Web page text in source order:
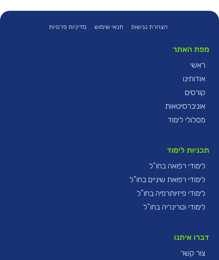
הצהרת נגישות תנאי שימוש מדיניות פרטיות
מפת האתר
ראשי
אודותינו
קורסים
אוניברסיטאות
מסלולי לימוד
תכניות לימוד
לימודי רפואה בחו”ל
לימודי רפואת שיניים בחו”ל
לימודי פיזיותרפיה בחו”ל
לימודי וטרינריה בחו”ל
דברו איתנו
צור קשר